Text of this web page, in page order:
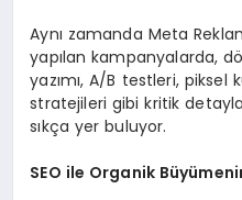
Aynı zamanda Meta
yapılan kampanyalarda,
yazımı, A/B testleri,
stratejileri gibi kritik
sıkça yer buluyor.
SEO ile Organik